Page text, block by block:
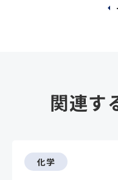
関連す
化学